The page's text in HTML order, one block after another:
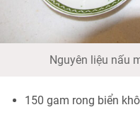
Nguyên liệu nấu
150 gam rong biển khô